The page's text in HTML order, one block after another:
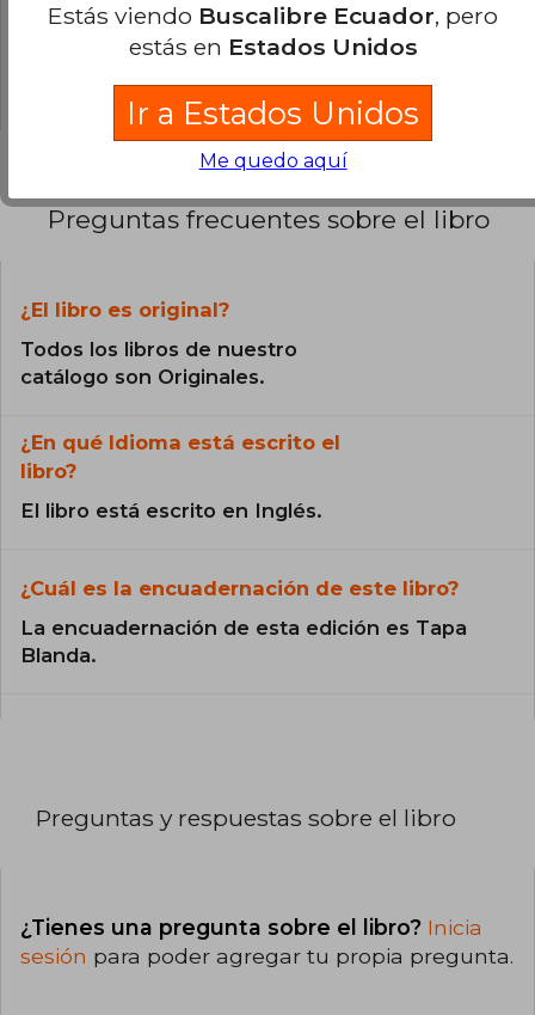
0% (0)
0% (0)
Preguntas frecuentes sobre el libro
¿El libro es original?
Todos los libros de nuestro
catálogo son Originales.
¿En qué Idioma está escrito el
libro?
El libro está escrito en Inglés.
¿Cuál es la encuadernación de este libro?
La encuadernación de esta edición es Tapa
Blanda.
Preguntas y respuestas sobre el libro
¿Tienes una pregunta sobre el libro? Inicia
sesión para poder agregar tu propia pregunta.
Estás viendo Buscalibre Ecuador, pero
estás en Estados Unidos
Ir a Estados Unidos
Me quedo aquí